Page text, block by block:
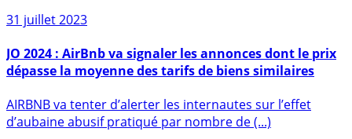
Sur le même sujet
31 juillet 2023
dépasse la moyenne des tarifs de biens similaires